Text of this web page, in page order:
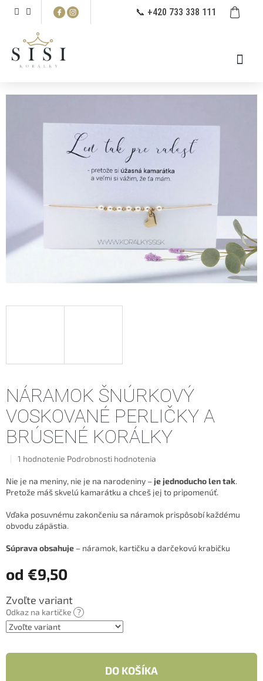
📞 +420 733 338 111
NÁRAMOK ŠNÚRKOVÝ
VOSKOVANÉ PERLIČKY A
BRÚSENÉ KORÁLKY
Priemerné
produktu
je
z
5
1 hodnotenie Podrobnosti hodnotenia
Nie je na meniny, nie je na narodeniny – je jednoducho len tak.
Pretože máš skvelú kamarátku a chceš jej to pripomenúť.
Vďaka posuvnému zakončeniu sa náramok prispôsobí každému
obvodu zápästia.
Súprava obsahuje – náramok, kartičku a darčekovú krabičku
od €9,50
Jednotková
cena:
Zvoľte variant
Odkaz na kartičke ?
DO KOŠÍKA